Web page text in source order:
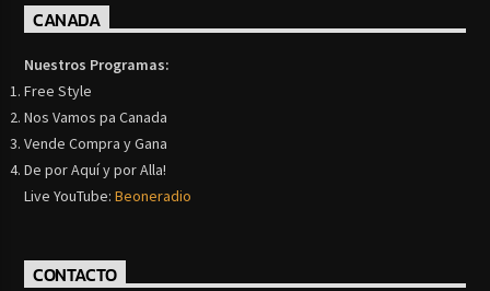
CANADA
Nuestros Programas:
Free Style
Nos Vamos pa Canada
Vende Compra y Gana
De por Aquí y por Alla!
Live YouTube:Beoneradio
CONTACTO